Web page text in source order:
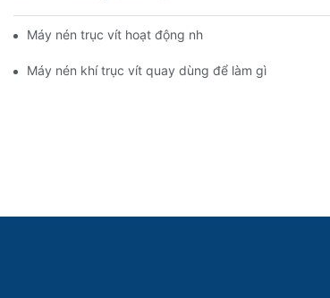
Máy nén trục vít hoạt động như thế nào
Máy nén khí trục vít quay dùng để làm gì